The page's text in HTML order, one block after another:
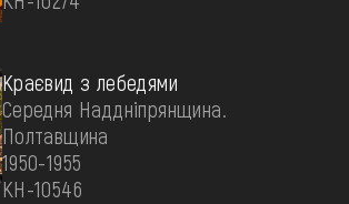
Краєвид з лебедями
Середня Наддніпрянщина.
Полтавщина
1950-1955
КН-10546